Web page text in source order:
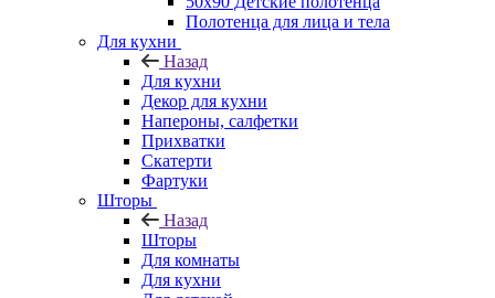
Полотенца для лица и тела
Для кухни
Назад
Для кухни
Декор для кухни
Напероны, салфетки
Прихватки
Скатерти
Фартуки
Шторы
Назад
Шторы
Для комнаты
Для кухни